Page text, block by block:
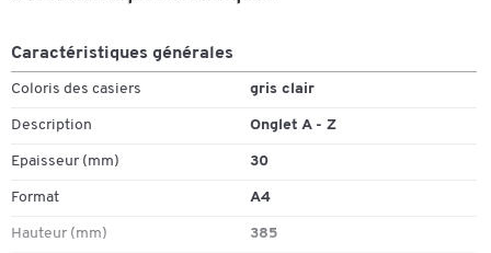
Caractéristiques générales
Coloris des casiers gris clair
Description Onglet A - Z
Epaisseur (mm) 30
Format A4
Hauteur (mm) 385